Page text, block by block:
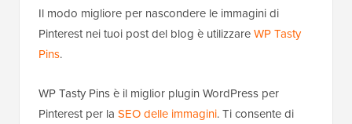
Il modo migliore per nascondere le immagini di
Pinterest nei tuoi post del blog è utilizzareWP Tasty
Pins.
WP Tasty Pins è il miglior plugin WordPress per
Pinterest per la SEO delle immagini. Ti consente di